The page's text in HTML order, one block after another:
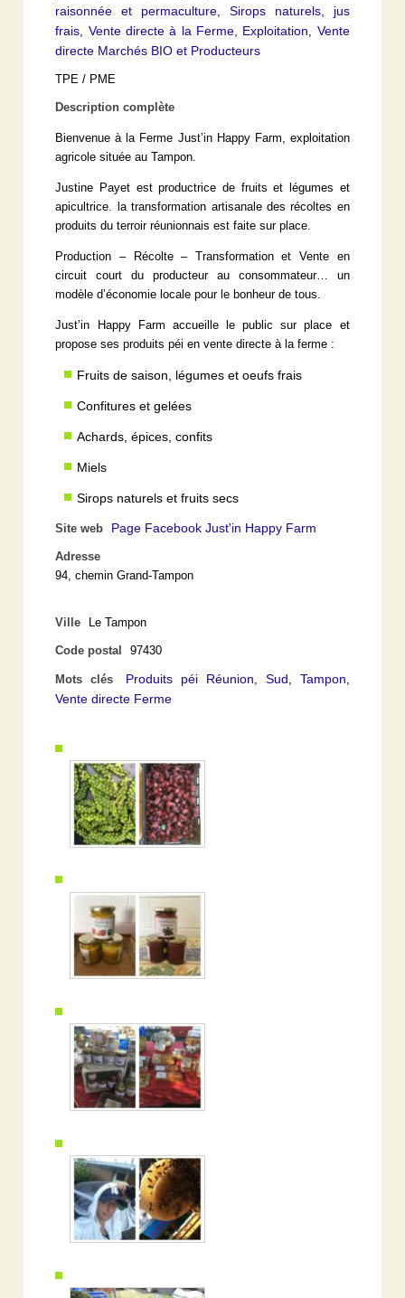
raisonnée et permaculture
Sirops naturels, jus
frais
Vente directe à la Ferme, Exploitation
Vente
directe Marchés BIO et Producteurs
TPE / PME
Description complète
Bienvenue à la Ferme Just’in Happy Farm, exploitation
agricole située au Tampon.
Justine Payet est productrice de fruits et légumes et
apicultrice. la transformation artisanale des récoltes en
produits du terroir réunionnais est faite sur place.
Production – Récolte – Transformation et Vente en
circuit court du producteur au consommateur… un
modèle d’économie locale pour le bonheur de tous.
Just’in Happy Farm accueille le public sur place et
propose ses produits péi en vente directe à la ferme :
Fruits de saison, légumes et oeufs frais
Confitures et gelées
Achards, épices, confits
Miels
Sirops naturels et fruits secs
Site web Page Facebook Just'in Happy Farm
Adresse
94, chemin Grand-Tampon
Ville Le Tampon
Code postal 97430
Mots clés Produits péi Réunion, Sud, Tampon,
Vente directe Ferme